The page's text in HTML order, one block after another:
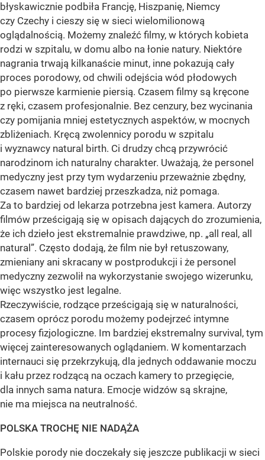
błyskawicznie podbiła Francję, Hiszpanię, Niemcy
czy Czechy i cieszy się w sieci wielomilionową
oglądalnością. Możemy znaleźć filmy, w których kobieta
rodzi w szpitalu, w domu albo na łonie natury. Niektóre
nagrania trwają kilkanaście minut, inne pokazują cały
proces porodowy, od chwili odejścia wód płodowych
po pierwsze karmienie piersią. Czasem filmy są kręcone
z ręki, czasem profesjonalnie. Bez cenzury, bez wycinania
czy pomijania mniej estetycznych aspektów, w mocnych
zbliżeniach. Kręcą zwolennicy porodu w szpitalu
i wyznawcy natural birth. Ci drudzy chcą przywrócić
narodzinom ich naturalny charakter. Uważają, że personel
medyczny jest przy tym wydarzeniu przeważnie zbędny,
czasem nawet bardziej przeszkadza, niż pomaga.
Za to bardziej od lekarza potrzebna jest kamera. Autorzy
filmów prześcigają się w opisach dających do zrozumienia,
że ich dzieło jest ekstremalnie prawdziwe, np. „all real, all
natural”. Często dodają, że film nie był retuszowany,
zmieniany ani skracany w postprodukcji i że personel
medyczny zezwolił na wykorzystanie swojego wizerunku,
więc wszystko jest legalne.
Rzeczywiście, rodzące prześcigają się w naturalności,
czasem oprócz porodu możemy podejrzeć intymne
procesy fizjologiczne. Im bardziej ekstremalny survival, tym
więcej zainteresowanych oglądaniem. W komentarzach
internauci się przekrzykują, dla jednych oddawanie moczu
i kału przez rodzącą na oczach kamery to przegięcie,
dla innych sama natura. Emocje widzów są skrajne,
nie ma miejsca na neutralność.
POLSKA TROCHĘ NIE NADĄŻA
Polskie porody nie doczekały się jeszcze publikacji w sieci